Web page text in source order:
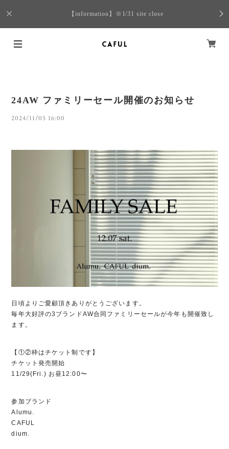
【information】※1/31 site close
24AW ファミリーセール開催のお知らせ
2024/11/05 16:00
日頃よりご愛顧頂きありがとうございます。
毎年大好評の3ブランドAW合同ファミリーセールが今年も開催致し
ます。
【①②枠はチケット制です】
チケット発売開始
11/29(Fri.) お昼12:00〜
参加ブランド
Alumu.
CAFUL
dium.